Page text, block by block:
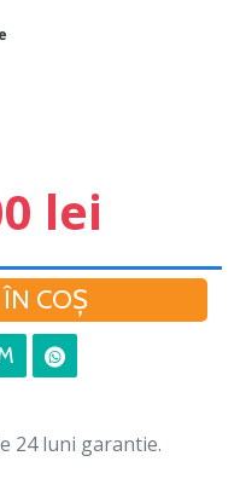
lei
COŞ
24 luni garantie.